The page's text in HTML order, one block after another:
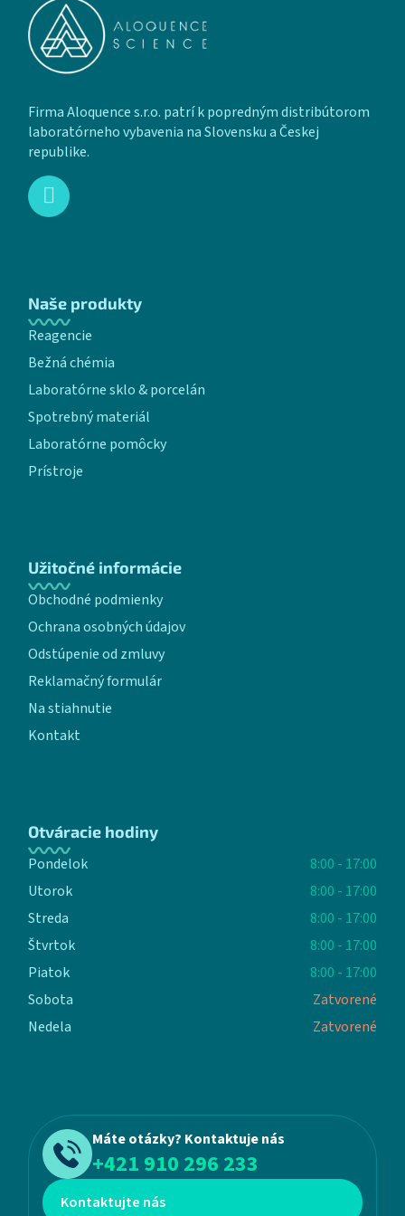
Firma Aloquence s.r.o. patrí k popredným distribútorom
laboratórneho vybavenia na Slovensku a Českej
republike.
Naše produkty
Reagencie
Bežná chémia
Laboratórne sklo & porcelán
Spotrebný materiál
Laboratórne pomôcky
Prístroje
Užitočné informácie
Obchodné podmienky
Ochrana osobných údajov
Odstúpenie od zmluvy
Reklamačný formulár
Na stiahnutie
Kontakt
Otváracie hodiny
Pondelok
8:00 - 17:00
Utorok
8:00 - 17:00
Streda
8:00 - 17:00
Štvrtok
8:00 - 17:00
Piatok
8:00 - 17:00
Sobota
Zatvorené
Nedela
Zatvorené
Máte otázky? Kontaktuje nás
+421 910 296 233
Kontaktujte nás